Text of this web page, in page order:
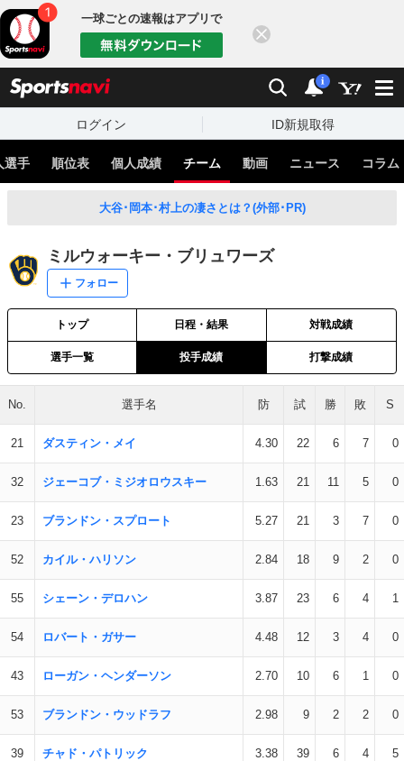
一球ごとの速報はアプリで
検索 通知
i
ログイン ID新規取得
選手 順位表 個人成績 チーム 動画 ニュース コラム
大谷･岡本･村上の凄さとは？(外部･PR)
ミルウォーキー・ブリュワーズ
フォロー
トップ 日程・結果 対戦成績
選手一覧 投手成績 打撃成績
No. 選手名 防 試 勝 敗 S
21 ダスティン・メイ 4.30 22 6 7 0
32 ジェーコブ・ミジオロウスキー 1.63 21 11 5 0
23 ブランドン・スプロート 5.27 21 3 7 0
52 カイル・ハリソン 2.84 18 9 2 0
55 シェーン・デロハン 3.87 23 6 4 1
54 ロバート・ガサー 4.48 12 3 4 0
43 ローガン・ヘンダーソン 2.70 10 6 1 0
53 ブランドン・ウッドラフ 2.98 9 2 2 0
39 チャド・パトリック 3.38 39 6 4 5